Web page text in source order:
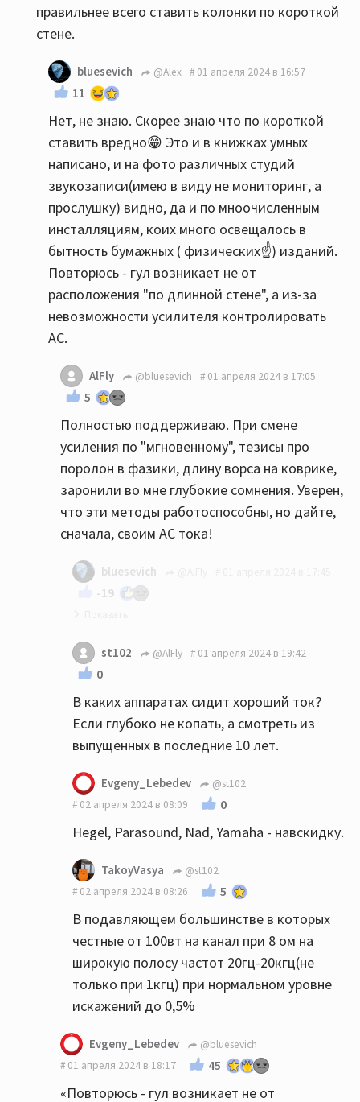
правильнее всего ставить колонки по короткой
стене.
bluesevich @Alex 01 апреля 2024 в 16:57
11
Нет, не знаю. Скорее знаю что по короткой
ставить вредно😁 Это и в книжках умных
написано, и на фото различных студий
звукозаписи(имею в виду не мониторинг, а
прослушку) видно, да и по мноочисленным
инсталляциям, коих много освещалось в
бытность бумажных ( физических☝️) изданий.
Повторюсь - гул возникает не от
расположения "по длинной стене", а из-за
невозможности усилителя контролировать
АС.
AlFly @bluesevich 01 апреля 2024 в 17:05
5
Полностью поддерживаю. При смене
усиления по "мгновенному", тезисы про
поролон в фазики, длину ворса на коврике,
заронили во мне глубокие сомнения. Уверен,
что эти методы работоспособны, но дайте,
сначала, своим АС тока!
bluesevich
-19
От тож!👍
st102 @AlFly 01 апреля 2024 в 19:42
0
В каких аппаратах сидит хороший ток?
Если глубоко не копать, а смотреть из
выпущенных в последние 10 лет.
Evgeny_Lebedev
@st102
02 апреля 2024 в 08:09
0
Hegel, Parasound, Nad, Yamaha - навскидку.
TakoyVasya
@st102
02 апреля 2024 в 08:26
5
В подавляющем большинстве в которых
честные от 100вт на канал при 8 ом на
широкую полосу частот 20гц-20кгц(не
только при 1кгц) при нормальном уровне
искажений до 0,5%
Evgeny_Lebedev
@bluesevich
01 апреля 2024 в 18:17
45
«Повторюсь - гул возникает не от